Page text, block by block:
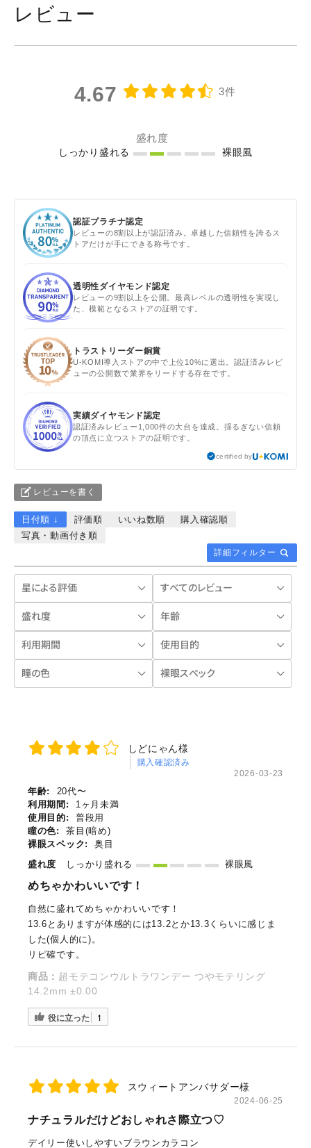
レビュー
4.67 3件
盛れ度
しっかり盛れる 裸眼風
認証プラチナ認定
レビューの8割以上が認証済み。卓越した信頼性を誇るス
トアだけが手にできる称号です。
透明性ダイヤモンド認定
レビューの9割以上を公開。最高レベルの透明性を実現し
た、模範となるストアの証明です。
トラストリーダー銅賞
U-KOMI導入ストアの中で上位10%に選出。認証済みレビ
ューの公開数で業界をリードする存在です。
実績ダイヤモンド認定
認証済みレビュー1,000件の大台を達成。揺るぎない信頼
の頂点に立つストアの証明です。
certified by
レビューを書く
詳細フィルター
日付順 ↓ 評価順 いいね数順
購入確認順
写真・動画付き順
しどにゃん様
購入確認済み
2026-03-23
年齢:
20代〜
利用期間:
1ヶ月未満
使用目的:
普段用
瞳の色:
茶目(暗め)
裸眼スペック:
奥目
盛れ度
しっかり盛れる 裸眼風
めちゃかわいいです！
自然に盛れてめちゃかわいいです！
13.6とありますが体感的には13.2とか13.3くらいに感じま
した(個人的に)。
リピ確です。
商品： 超モテコンウルトラワンデー つやモテリング
14.2mm ±0.00
役に立った 1
スウィートアンバサダー様
2024-06-25
ナチュラルだけどおしゃれさ際立つ♡
デイリー使いしやすいブラウンカラコン